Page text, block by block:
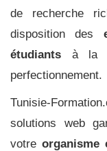
de recherche
disposition des
étudiants à la
perfectionnement.
Tunisie-
solutions web
votre organisme